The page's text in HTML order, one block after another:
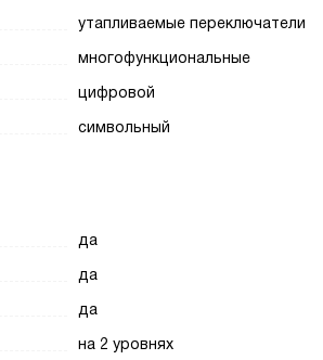
утапливаемые переключатели
многофункциональные
цифровой
символьный
да
да
да
на 2 уровнях